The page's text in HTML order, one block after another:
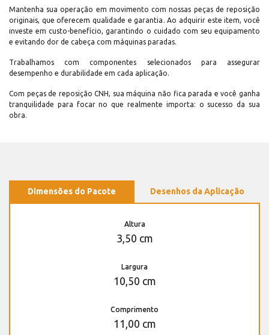
Mantenha sua operação em movimento com nossas peças de reposição
originais, que oferecem qualidade e garantia. Ao adquirir este item, você
investe em custo-benefício, garantindo o cuidado com seu equipamento
e evitando dor de cabeça com máquinas paradas.
Trabalhamos com componentes selecionados para assegurar
desempenho e durabilidade em cada aplicação.
Com peças de reposição CNH, sua máquina não fica parada e você ganha
tranquilidade para focar no que realmente importa: o sucesso da sua
obra.
Dimensões do Pacote Desenhos da Aplicação
Altura
3,50 cm
Largura
10,50 cm
Comprimento
11,00 cm